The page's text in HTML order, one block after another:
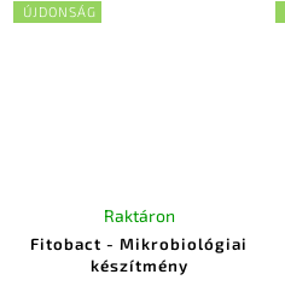
ÚJDONSÁG
Fitobact - Mikrobiológiai
készítmény
Raktáron